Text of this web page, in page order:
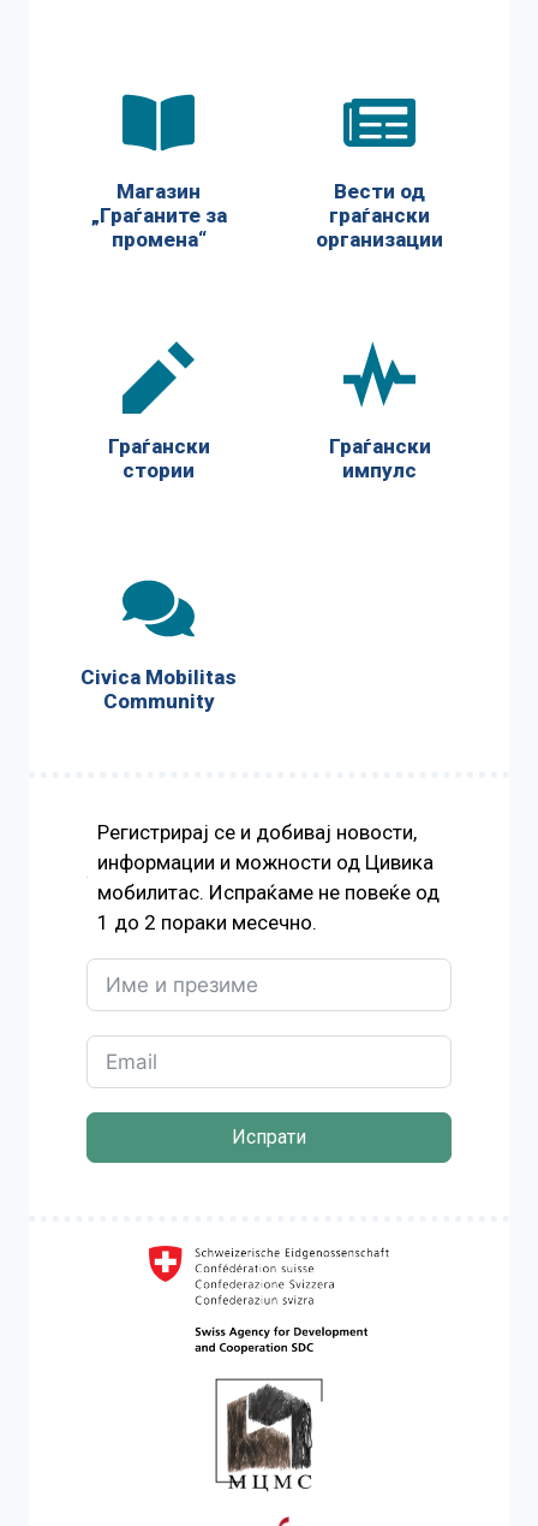
Магазин
„Граѓаните за
промена“
Вести од
граѓански
организации
Граѓански
стории
Граѓански
импулс
Civica Mobilitas
Community
Регистрирај се и добивај новости,
информации и можности од Цивика
мобилитас. Испраќаме не повеќе од
1 до 2 пораки месечно.
Испрати